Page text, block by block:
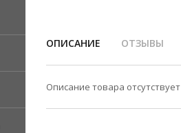
ОПИСАНИЕ ОТЗЫВЫ
Описание товара отсутствует